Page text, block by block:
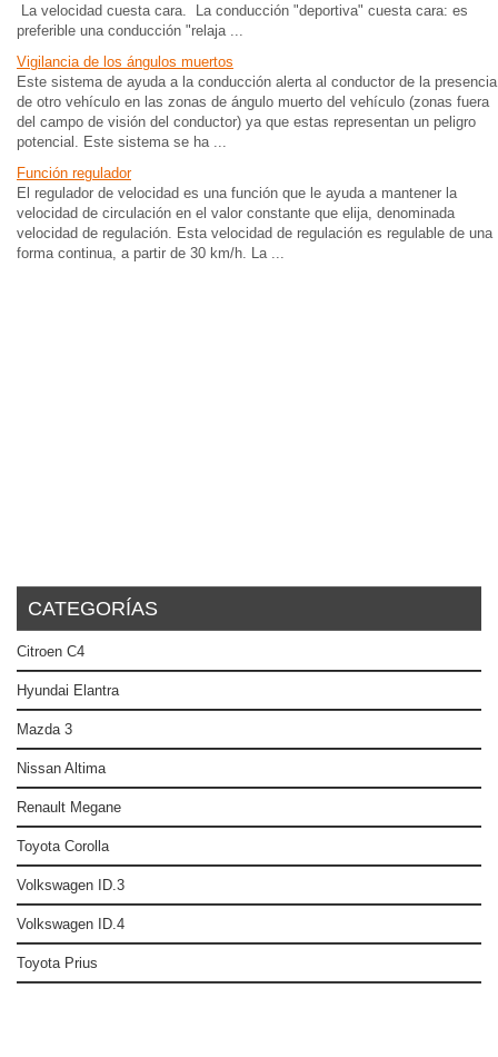
La velocidad cuesta cara. La conducción "deportiva" cuesta cara: es
preferible una conducción "relaja ...
Vigilancia de los ángulos muertos
Este sistema de ayuda a la conducción alerta al conductor de la presencia
de otro vehículo en las zonas de ángulo muerto del vehículo (zonas fuera
del campo de visión del conductor) ya que estas representan un peligro
potencial. Este sistema se ha ...
Función regulador
El regulador de velocidad es una función que le ayuda a mantener la
velocidad de circulación en el valor constante que elija, denominada
velocidad de regulación. Esta velocidad de regulación es regulable de una
forma continua, a partir de 30 km/h. La ...
CATEGORÍAS
Citroen C4
Hyundai Elantra
Mazda 3
Nissan Altima
Renault Megane
Toyota Corolla
Volkswagen ID.3
Volkswagen ID.4
Toyota Prius